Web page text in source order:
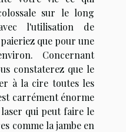
sur le long
l'utilisation de
que pour une
Concernant
constaterez que le
à la cire toutes les
carrément énorme
qui peut faire le
comme la jambe en